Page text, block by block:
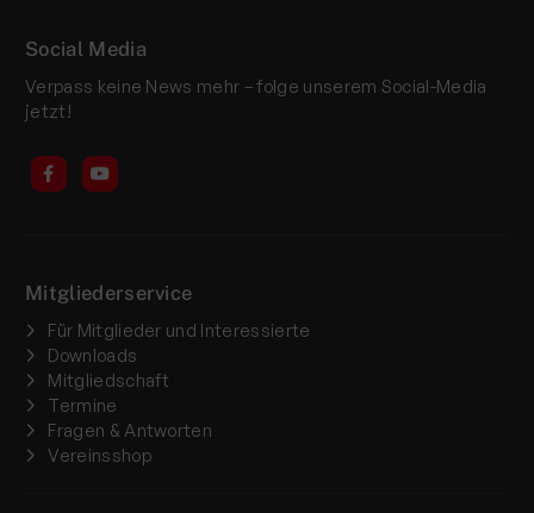
Social Media
Verpass keine News mehr – folge unserem Social-Media
jetzt!
Mitgliederservice
Für Mitglieder und Interessierte
Downloads
Mitgliedschaft
Termine
Fragen & Antworten
Vereinsshop